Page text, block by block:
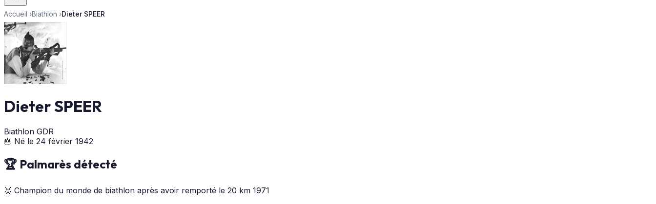
Accueil ›Biathlon ›Dieter SPEER
Dieter SPEER
Biathlon GDR
🎂 Né le 24 février 1942
🏆 Palmarès détecté
🥇 Champion du monde de biathlon après avoir remporté le 20 km 1971